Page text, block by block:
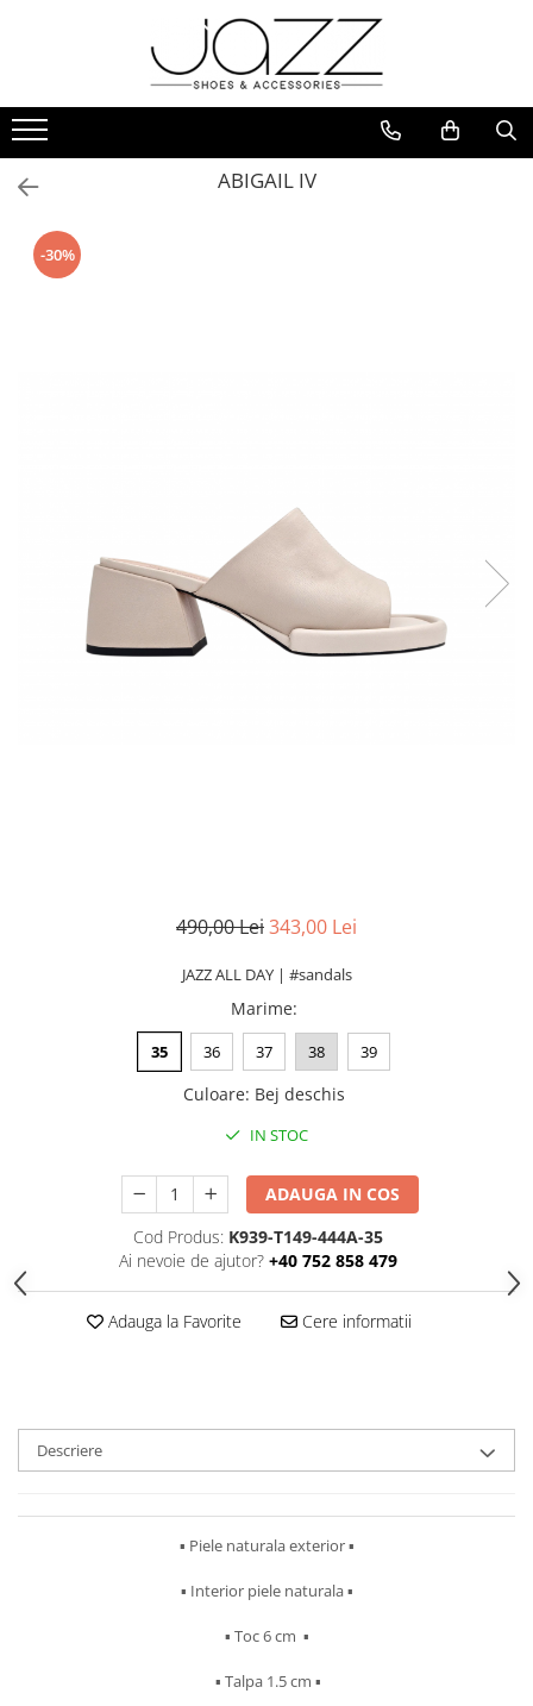
Pantofi cu toc
Pantofi flats
Sport couture
Sandale cu toc
Sandale flats
ABIGAIL IV
-30%
490,00 Lei343,00 Lei
JAZZ ALL DAY | #sandals
Marime:
35 36 37 38 39
Culoare: Bej deschis
IN STOC
ADAUGA IN COS
Cod Produs: K939-T149-444A-35
Ai nevoie de ajutor? +40 752 858 479
Adauga la Favorite Cere informatii
Descriere
▪︎ Piele naturala exterior ▪︎
▪︎ Interior piele naturala ▪︎
▪︎ Toc 6 cm ▪︎
▪︎ Talpa 1.5 cm ▪︎